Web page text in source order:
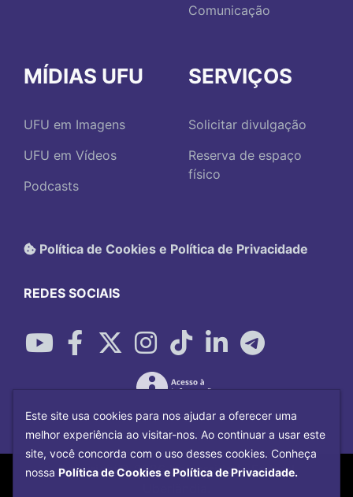
Comunicação
MÍDIAS UFU
UFU em Imagens
UFU em Vídeos
Podcasts
SERVIÇOS
Solicitar divulgação
Reserva de espaço
físico
Política de Cookies e Política de Privacidade
REDES SOCIAIS
Copyright©2026Universidade Federal
Este site usa cookies para nos ajudar a oferecer uma
melhor experiência ao visitar-nos. Ao continuar a usar este
site, você concorda com o uso desses cookies. Conheça
nossa Política de Cookies e Política de Privacidade.